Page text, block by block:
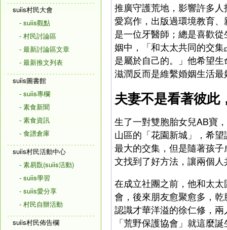
suiis村民大會
- suiis觀點
- 村民討論區
- 最新討論區文章
- 最新推文列表
suiis圖書館
- suiis專欄
- 素食新聞
- 素食資訊
- 食譜倉庫
suiis村民活動中心
- 素易翫(suiis活動)
- suiis學習
- suiis愛分享
- 村民自辦活動
suiis村民佈告欄
推廣守護荒地，影響許多
愛寫作，出版過環境教育
是一位牙醫師；總是喜歡
姻中，「和太太共同的交
是屬於自己的。」他希望
滋潤反而是維繫婚姻生活
夫妻不是看著彼此
生了一對雙胞胎女兒AB寶
山區的「花園新城」，希
最大的交集，但是隨著孩
文找到了好方法，讓兩個
在成立社團之前，他和太
會，後來朋友愈聚愈多，
認識才華洋溢的徐仁修，
「荒野保護協會」就這麼